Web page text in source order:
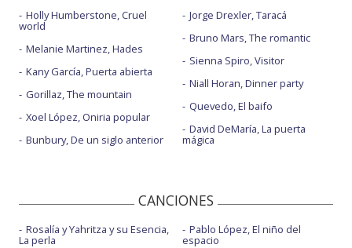
Holly Humberstone, Cruel
world
Melanie Martinez, Hades
Kany García, Puerta abierta
Gorillaz, The mountain
Xoel López, Oniria popular
Bunbury, De un siglo anterior
Jorge Drexler, Taracá
Bruno Mars, The romantic
Sienna Spiro, Visitor
Niall Horan, Dinner party
Quevedo, El baifo
David DeMaría, La puerta
mágica
CANCIONES
Rosalía y Yahritza y su Esencia,
La perla
Pablo López, El niño del
espacio